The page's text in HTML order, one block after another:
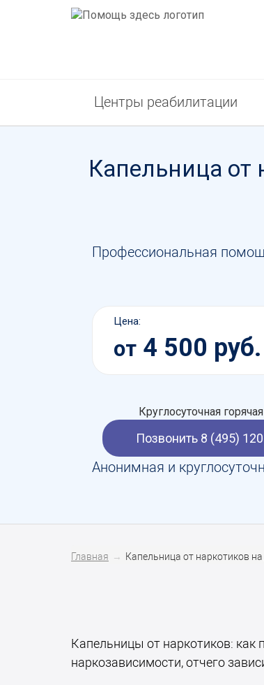
Центры реабилитации
Капельница от
Профессиональная
Цена:
от 4 500 руб.
Круглосуточная
Позвонить 8 (495)
Анонимная и
Главная Капельница от наркотиков
Капельницы от наркотиков: как
наркозависимости, отчего